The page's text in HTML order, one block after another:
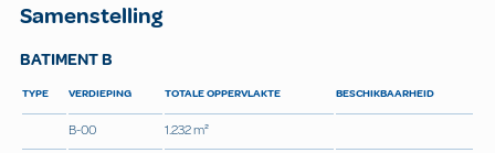
Samenstelling
BATIMENT B
TYPE VERDIEPING TOTALE OPPERVLAKTE BESCHIKBAARHEID
B-00
1.232 m²